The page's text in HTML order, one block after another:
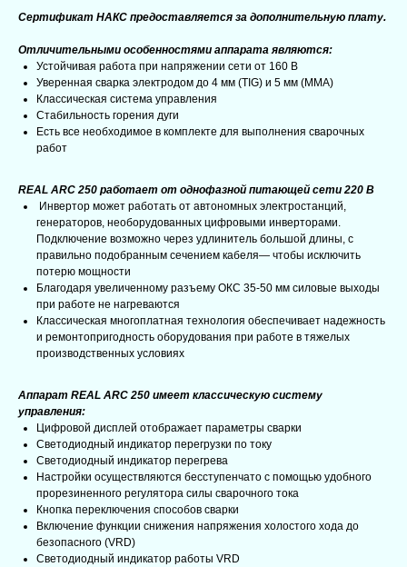
Сертификат НАКС предоставляется за дополнительную плату.
Отличительными особенностями аппарата являются:
Устойчивая работа при напряжении сети от 160 В
Уверенная сварка электродом до 4 мм (TIG) и 5 мм (MMA)
Классическая система управления
Стабильность горения дуги
Есть все необходимое в комплекте для выполнения сварочных
работ
REAL ARC 250 работает от однофазной питающей сети 220 В
Инвертор может работать от автономных электростанций,
генераторов, необорудованных цифровыми инверторами.
Подключение возможно через удлинитель большой длины, с
правильно подобранным сечением кабеля— чтобы исключить
потерю мощности
Благодаря увеличенному разъему ОКС 35-50 мм силовые выходы
при работе не нагреваются
Классическая многоплатная технология обеспечивает надежность
и ремонтопригодность оборудования при работе в тяжелых
производственных условиях
Аппарат REAL ARC 250 имеет классическую систему
управления:
Цифровой дисплей отображает параметры сварки
Светодиодный индикатор перегрузки по току
Светодиодный индикатор перегрева
Настройки осуществляются бесступенчато с помощью удобного
прорезиненного регулятора силы сварочного тока
Кнопка переключения способов сварки
Включение функции снижения напряжения холостого хода до
безопасного (VRD)
Светодиодный индикатор работы VRD